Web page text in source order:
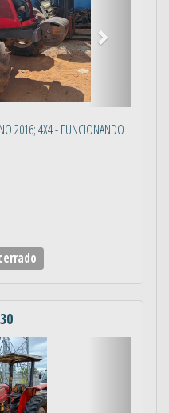
2016; 4X4 - FUNCIONANDO